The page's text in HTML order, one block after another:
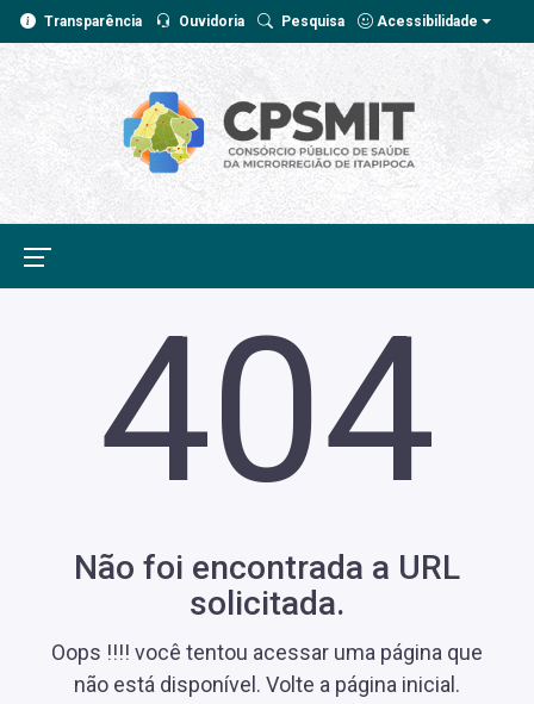
Transparência Ouvidoria Pesquisa Acessibilidade
404
Não foi encontrada a URL
solicitada.
Oops !!!! você tentou acessar uma página que
não está disponível. Volte a página inicial.